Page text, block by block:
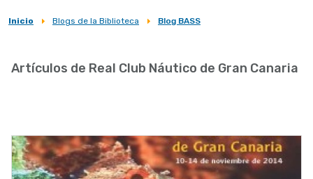
Sobrescribir
de
la
navegación
Inicio Blogs de la Biblioteca Blog BASS
Artículos de Real Club Náutico de Gran Canaria